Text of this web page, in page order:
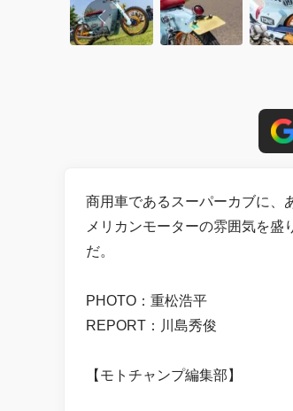
商用車であるスーパーカブに、
メリカンモーターの雰囲気を
だ。
PHOTO：重松浩平
REPORT：川島秀俊
【モトチャンプ編集部】